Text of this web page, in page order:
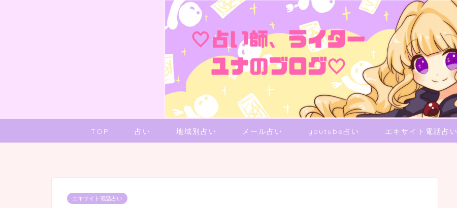
TOP 占い 地域別占い メール占い youtube占い エキサイト電話占い
エキサイト電話占い